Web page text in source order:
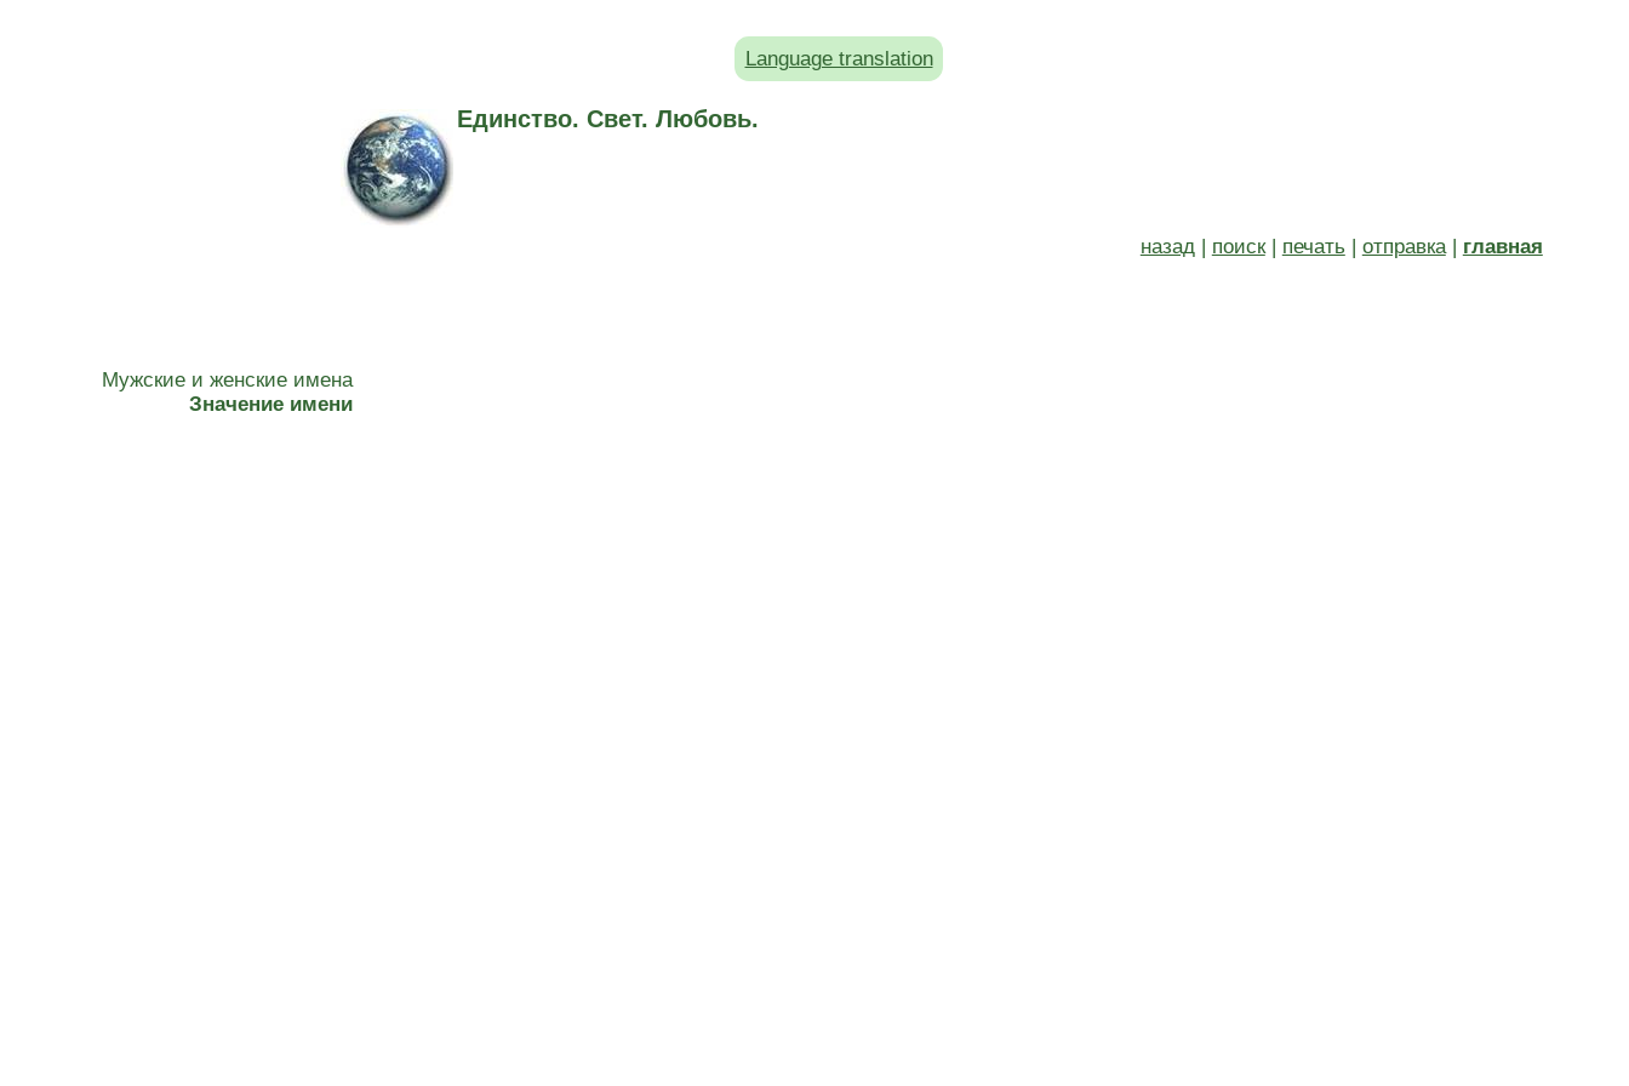
Language translation
Единство. Свет. Любовь.
назад| поиск| печать | отправка| главная
Мужские и женские имена
Значение имени